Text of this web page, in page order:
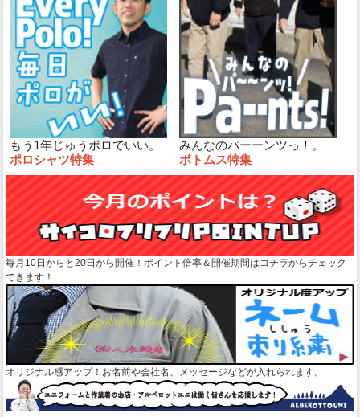
もう1年じゅうポロでいい。
ポロシャツ特集
みんなのパーーンツっ！。
ボトムス特集
毎月10日からと20日から開催！ポイント倍率＆開催期間はコチラからチェック
できます！
オリジナル感アップ！お名前や会社名、メッセージなどが入れられます。